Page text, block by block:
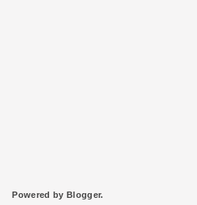
Powered by Blogger.